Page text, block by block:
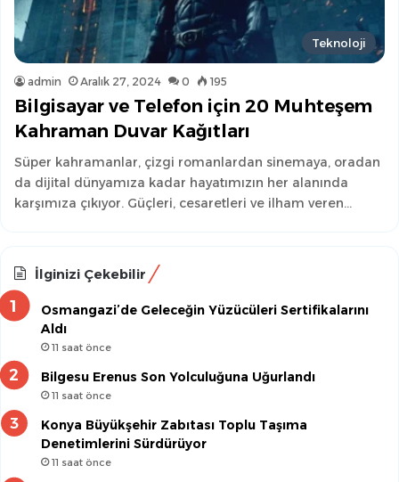
Teknoloji
admin Aralık 27, 2024 0 195
Bilgisayar ve Telefon için 20 Muhteşem
Kahraman Duvar Kağıtları
Süper kahramanlar, çizgi romanlardan sinemaya, oradan
da dijital dünyamıza kadar hayatımızın her alanında
karşımıza çıkıyor. Güçleri, cesaretleri ve ilham veren…
İlginizi Çekebilir
Osmangazi’de Geleceğin Yüzücüleri Sertifikalarını
Aldı
11 saat önce
Bilgesu Erenus Son Yolculuğuna Uğurlandı
11 saat önce
Konya Büyükşehir Zabıtası Toplu Taşıma
Denetimlerini Sürdürüyor
11 saat önce